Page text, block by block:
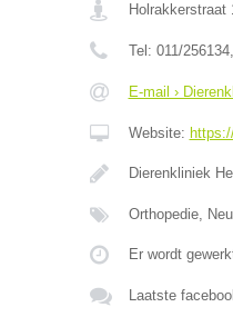
Holrakkerstraat
Tel: 011/256134
E-mail ›
Website:
Dierenkliniek
Orthopedie,
Er wordt
Laatste